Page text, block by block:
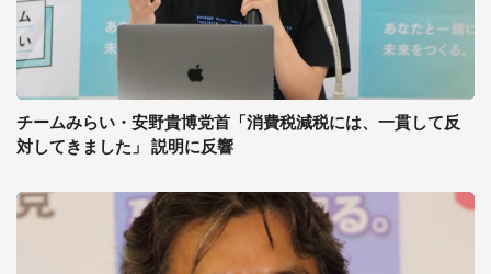
チームみらい・安野貴博党首「消費税減税には、一貫して反
対してきました」 説明に反響